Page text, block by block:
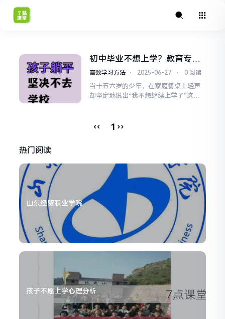
初中毕业不想上学？教育专
家，未来不止一条路
高效学习方法 ⋅ 2025-06-27 ⋅ 0 阅读
当十五六岁的少年，在家庭餐桌上轻声
却坚定地说出“我不想继续上学了”这句
甚至愤怒的神情，也见过孩子倔强却又
深焦虑，当孩子初中毕业后...
‹‹ 1 ››
热门阅读
山东经贸职业学院
孩子不愿上学心理分析